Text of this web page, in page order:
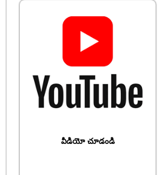
వీడియో చూడండి